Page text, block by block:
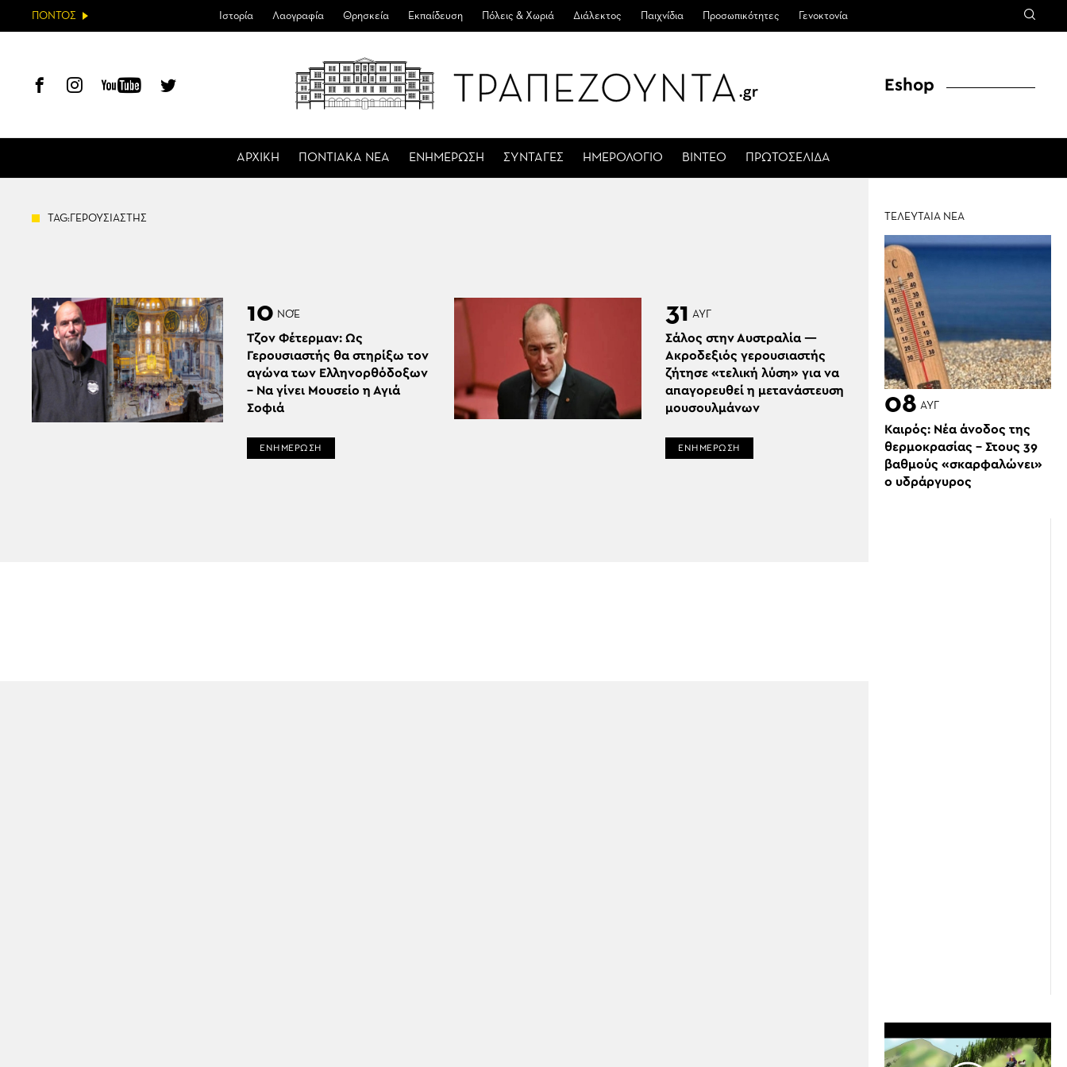
ΠΟΝΤΟΣ Ιστορία Λαογραφία Θρησκεία Εκπαίδευση Πόλεις & Χωριά Διάλεκτος Παιχνίδια Προσωπικότητες Γενοκτονία
ΑΡΧΙΚΗ ΠΟΝΤΙΑΚΑ ΝΕΑ ΕΝΗΜΕΡΩΣΗ ΣΥΝΤΑΓΕΣ ΗΜΕΡΟΛΟΓΙΟ ΒΙΝΤΕΟ ΠΡΩΤΟΣΕΛΙΔΑ
Eshop
TAG:ΓΕΡΟΥΣΙΑΣΤΗΣ
10 ΝΟΈ
Τζον Φέτερμαν: Ως
Γερουσιαστής θα στηρίξω τον
αγώνα των Ελληνορθόδοξων
– Να γίνει Μουσείο η Αγιά
Σοφιά
ΕΝΗΜΕΡΩΣΗ
31 ΑΥΓ
Σάλος στην Αυστραλία —
Ακροδεξιός γερουσιαστής
ζήτησε «τελική λύση» για να
απαγορευθεί η μετανάστευση
μουσουλμάνων
ΕΝΗΜΕΡΩΣΗ
ΤΕΛΕΥΤΑΙΑ ΝΕΑ
08 ΑΥΓ
Καιρός: Νέα άνοδος της
θερμοκρασίας – Στους 39
βαθμούς «σκαρφαλώνει»
ο υδράργυρος